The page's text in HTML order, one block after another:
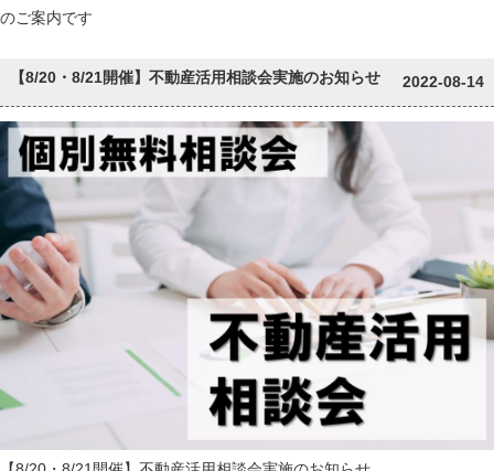
のご案内です
【8/20・8/21開催】不動産活用相談会実施のお知らせ 2022-08-14